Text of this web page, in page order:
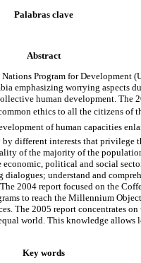
Palabras clave
Abstract
Program for Development
emphasizing worrying aspects
human development. The
ethics to all the citizens of
of human capacities
different interests that privilege
of the majority of the
political and social
understand and
2004 report focused on the
to reach the Millennium
The 2005 report concentrates
world. This knowledge
Key words